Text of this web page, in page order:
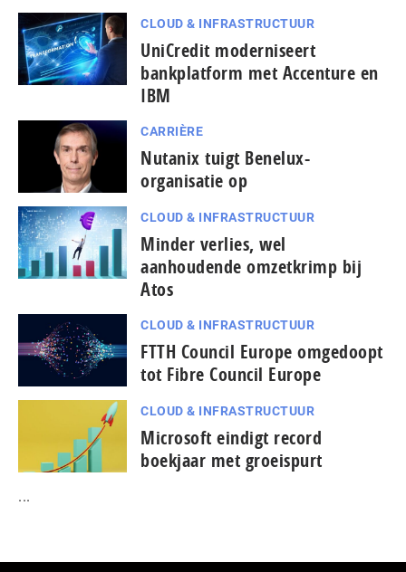
CLOUD & INFRASTRUCTUUR
UniCredit moderniseert
bankplatform met Accenture en
IBM
CARRIÈRE
Nutanix tuigt Benelux-
organisatie op
CLOUD & INFRASTRUCTUUR
Minder verlies, wel
aanhoudende omzetkrimp bij
Atos
CLOUD & INFRASTRUCTUUR
FTTH Council Europe omgedoopt
tot Fibre Council Europe
CLOUD & INFRASTRUCTUUR
Microsoft eindigt record
boekjaar met groeispurt
...